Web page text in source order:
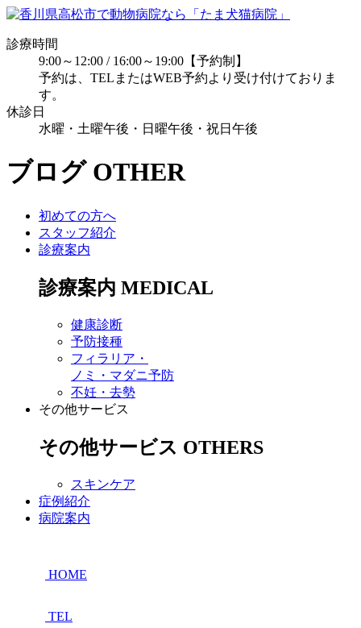
診療時間
9:00～12:00 / 16:00～19:00【予約制】
予約は、TELまたはWEB予約より受け付けておりま
す。
休診日
水曜・土曜午後・日曜午後・祝日午後
ブログ OTHER
初めての方へ
スタッフ紹介
診療案内
診療案内 MEDICAL
健康診断
予防接種
フィラリア・
ノミ・マダニ予防
不妊・去勢
その他サービス
その他サービス OTHERS
スキンケア
症例紹介
病院案内
HOME
TEL